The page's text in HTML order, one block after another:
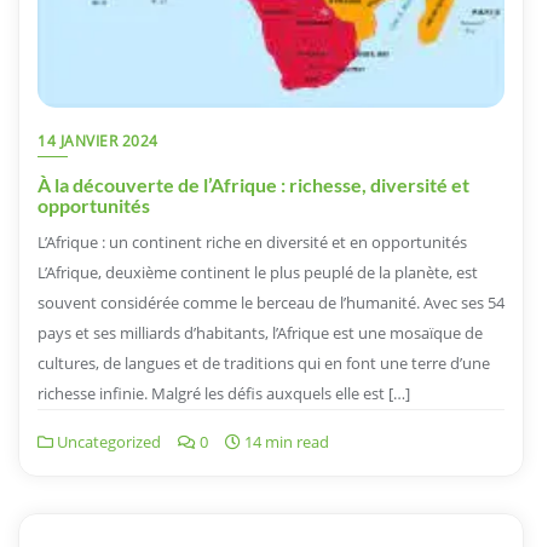
14 JANVIER 2024
À la découverte de l’Afrique : richesse, diversité et
opportunités
L’Afrique : un continent riche en diversité et en opportunités
L’Afrique, deuxième continent le plus peuplé de la planète, est
souvent considérée comme le berceau de l’humanité. Avec ses 54
pays et ses milliards d’habitants, l’Afrique est une mosaïque de
cultures, de langues et de traditions qui en font une terre d’une
richesse infinie. Malgré les défis auxquels elle est […]
Uncategorized 0 14 min read